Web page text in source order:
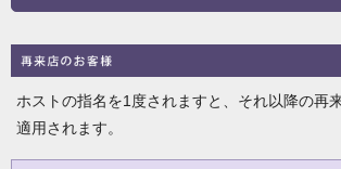
ホストの指名を1度されますと、それ以降の再
適用されます。